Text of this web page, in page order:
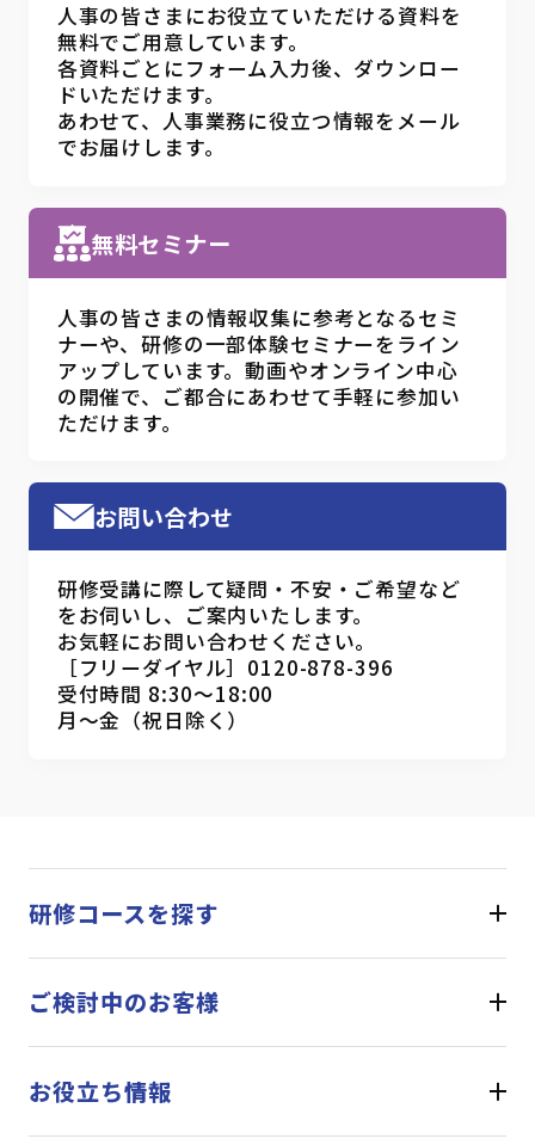
人事の皆さまにお役立ていただける資料を
無料でご用意しています。
各資料ごとにフォーム入力後、ダウンロー
ドいただけます。
あわせて、人事業務に役立つ情報をメール
でお届けします。
無料セミナー
人事の皆さまの情報収集に参考となるセミ
ナーや、研修の一部体験セミナーをライン
アップしています。動画やオンライン中心
の開催で、ご都合にあわせて手軽に参加い
ただけます。
お問い合わせ
研修受講に際して疑問・不安・ご希望など
をお伺いし、ご案内いたします。
お気軽にお問い合わせください。
［フリーダイヤル］0120-878-396
受付時間 8:30～18:00
月～金（祝日除く）
研修コースを探す
ご検討中のお客様
お役立ち情報